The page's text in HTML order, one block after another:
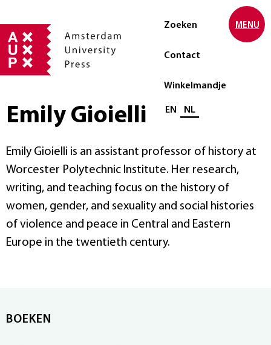
Zoeken
Contact
Winkelmandje
Selecteer taal
EN NL
MENU
Emily Gioielli
Emily Gioielli is an assistant professor of history at
Worcester Polytechnic Institute. Her research,
writing, and teaching focus on the history of
women, gender, and sexuality and social histories
of violence and peace in Central and Eastern
Europe in the twentieth century.
BOEKEN